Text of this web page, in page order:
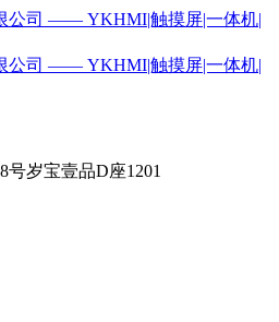
号岁宝壹品D座1201